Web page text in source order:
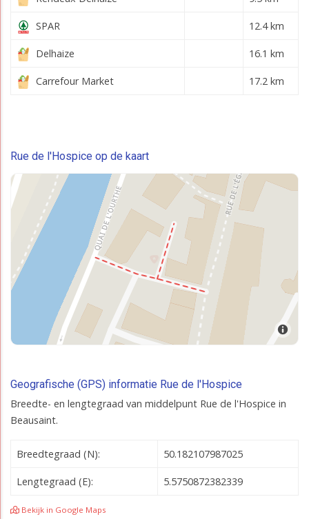
SPAR 12.4 km
Delhaize 16.1 km
Carrefour Market 17.2 km
Rue de l'Hospice op de kaart
Geografische (GPS) informatie Rue de l'Hospice
Breedte- en lengtegraad van middelpunt Rue de l'Hospice in
Beausaint.
Breedtegraad (N): 50.182107987025
Lengtegraad (E): 5.5750872382339
Bekijk in Google Maps